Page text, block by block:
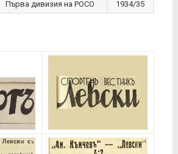
Първа дивизия на РОСО 1934/35